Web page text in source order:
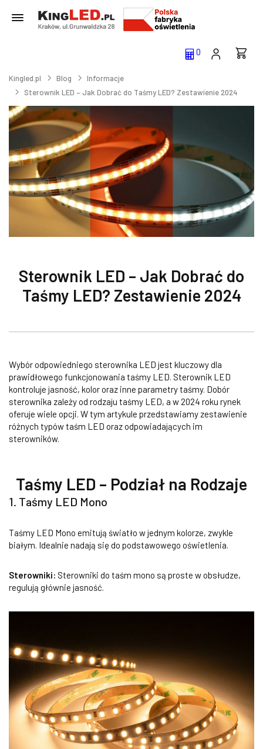
0
Kingled.pl Blog
Informacje
Sterownik LED – Jak Dobrać do Taśmy LED? Zestawienie 2024
Sterownik LED – Jak Dobrać do
Taśmy LED? Zestawienie 2024
Wybór odpowiedniego sterownika LED jest kluczowy dla
prawidłowego funkcjonowania taśmy LED. Sterownik LED
kontroluje jasność, kolor oraz inne parametry taśmy. Dobór
sterownika zależy od rodzaju taśmy LED, a w 2024 roku rynek
oferuje wiele opcji. W tym artykule przedstawiamy zestawienie
różnych typów taśm LED oraz odpowiadających im
sterowników.
Taśmy LED – Podział na Rodzaje
1. Taśmy LED Mono
Taśmy LED Mono emitują światło w jednym kolorze, zwykle
białym. Idealnie nadają się do podstawowego oświetlenia.
Sterowniki: Sterowniki do taśm mono są proste w obsłudze,
regulują głównie jasność.